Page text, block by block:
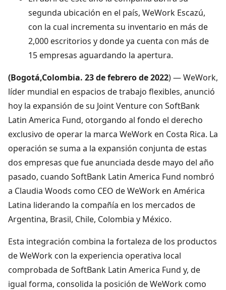
segunda ubicación en el país, WeWork Escazú,
con la cual incrementa su inventario en más de
2,000 escritorios y donde ya cuenta con más de
15 empresas aguardando la apertura.
(Bogotá,Colombia. 23 de febrero de 2022) — WeWork,
líder mundial en espacios de trabajo flexibles, anunció
hoy la expansión de su Joint Venture con SoftBank
Latin America Fund, otorgando al fondo el derecho
exclusivo de operar la marca WeWork en Costa Rica. La
operación se suma a la expansión conjunta de estas
dos empresas que fue anunciada desde mayo del año
pasado, cuando SoftBank Latin America Fund nombró
a Claudia Woods como CEO de WeWork en América
Latina liderando la compañía en los mercados de
Argentina, Brasil, Chile, Colombia y México.
Esta integración combina la fortaleza de los productos
de WeWork con la experiencia operativa local
comprobada de SoftBank Latin America Fund y, de
igual forma, consolida la posición de WeWork como